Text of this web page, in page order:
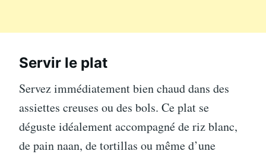
Servir le plat
Servez immédiatement bien chaud dans des
assiettes creuses ou des bols. Ce plat se
déguste idéalement accompagné de riz blanc,
de pain naan, de tortillas ou même d’une